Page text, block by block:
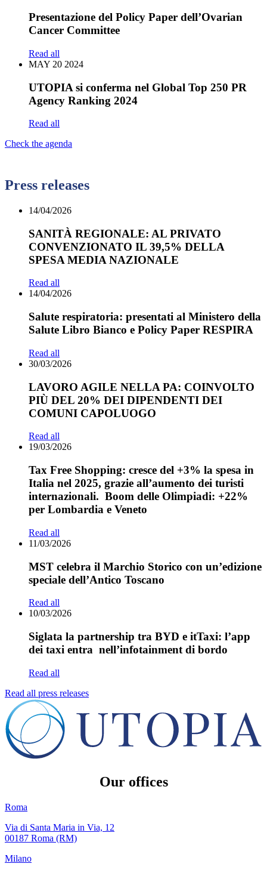
Presentazione del Policy Paper dell’Ovarian
Cancer Committee
Read all
MAY 20 2024
UTOPIA si conferma nel Global Top 250 PR
Agency Ranking 2024
Read all
Check the agenda
Press releases
14/04/2026
SANITÀ REGIONALE: AL PRIVATO
CONVENZIONATO IL 39,5% DELLA
SPESA MEDIA NAZIONALE
Read all
14/04/2026
Salute respiratoria: presentati al Ministero della
Salute Libro Bianco e Policy Paper RESPIRA
Read all
30/03/2026
LAVORO AGILE NELLA PA: COINVOLTO
PIÙ DEL 20% DEI DIPENDENTI DEI
COMUNI CAPOLUOGO
Read all
19/03/2026
Tax Free Shopping: cresce del +3% la spesa in
Italia nel 2025, grazie all’aumento dei turisti
internazionali. Boom delle Olimpiadi: +22%
per Lombardia e Veneto
Read all
11/03/2026
MST celebra il Marchio Storico con un’edizione
speciale dell’Antico Toscano
Read all
10/03/2026
Siglata la partnership tra BYD e itTaxi: l’app
dei taxi entra nell’infotainment di bordo
Read all
Read all press releases
Our offices
Roma
Via di Santa Maria in Via, 12
00187 Roma (RM)
Milano